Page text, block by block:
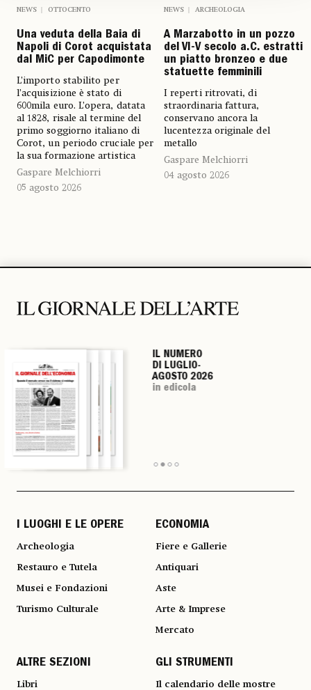
NEWS OTTOCENTO
Una veduta della Baia di
Napoli di Corot acquistata
dal MiC per Capodimonte
L’importo stabilito per
l’acquisizione è stato di
600mila euro. L’opera, datata
al 1828, risale al termine del
primo soggiorno italiano di
Corot, un periodo cruciale per
la sua formazione artistica
Gaspare Melchiorri
05 agosto 2026
NEWS ARCHEOLOGIA
A Marzabotto in un pozzo
del VI-V secolo a.C. estratti
un piatto bronzeo e due
statuette femminili
I reperti ritrovati, di
straordinaria fattura,
conservano ancora la
lucentezza originale del
metallo
Gaspare Melchiorri
04 agosto 2026
IL NUMERO
DI LUGLIO-
AGOSTO 2026
in edicola
IL NUMERO
DI LUGLIO-
AGOSTO 2026
in edicola
IL NUMERO
DI LUGLIO-
AGOSTO 2026
in edicola
IL NUMERO
DI LUGLIO-
AGOSTO 2026
in edicola
I LUOGHI E LE OPERE
Archeologia
Restauro e Tutela
Musei e Fondazioni
Turismo Culturale
ECONOMIA
Fiere e Gallerie
Antiquari
Aste
Arte & Imprese
Mercato
ALTRE SEZIONI
Libri
GLI STRUMENTI
Il calendario delle mostre